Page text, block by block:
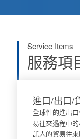
Service Items
服務項
進口/出口/
全球性的進出
易往來過程中
託人的貿易往